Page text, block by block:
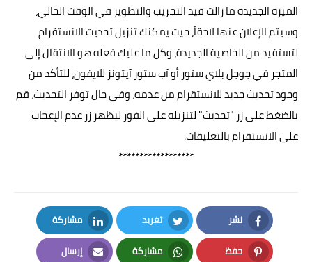
الميزة الجديدة ما زالت قيد التجريب والتطوير في الوقت الحالي،
وسيتم الإعلان عنها لاحقاً، حيث يمكنك تنزيل تحديث الانستقرام
لتستفيد من الخاصية الجديدة، وكل ما عليك فعله هو الانتقال إلى
المتجر في جوجل بلاي ستور أو آب ستور آيتونز للايفون، للتأكد من
وجود تحديث جديد للانستقرام من عدمه، وفي حال توفر التحديث، قم
بالضغط على زر "تحديث" لتنزيله على الفور ليظهر زر عدم الإعجاب
على الانستقرام بالتعليقات.
******************
نشر
Facebook
تغريد
Twitter
مشاركة
LinkedIn
حفظ مشاركة إرسال